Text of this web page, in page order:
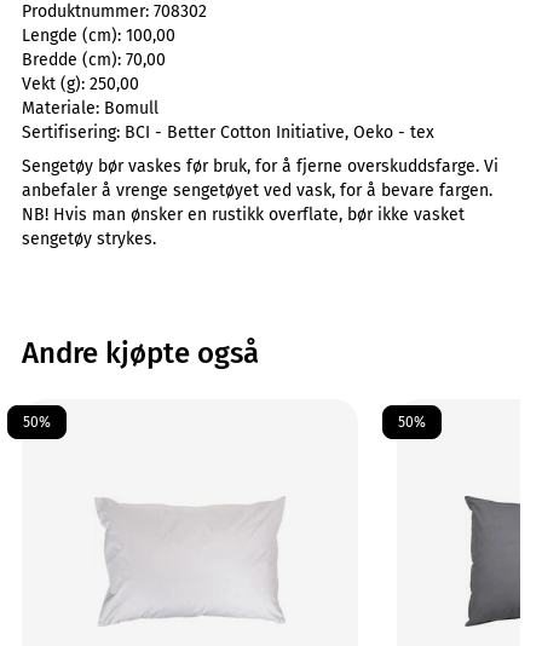
Produktnummer: 708302
Lengde (cm): 100,00
Bredde (cm): 70,00
Vekt (g): 250,00
Materiale: Bomull
Sertifisering: BCI - Better Cotton Initiative, Oeko - tex
Sengetøy bør vaskes før bruk, for å fjerne overskuddsfarge. Vi
anbefaler å vrenge sengetøyet ved vask, for å bevare fargen.
NB! Hvis man ønsker en rustikk overflate, bør ikke vasket
sengetøy strykes.
Andre kjøpte også
50% 50%